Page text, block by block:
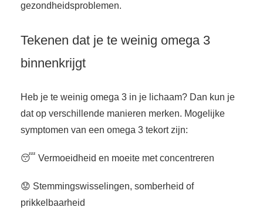
gezondheidsproblemen.
Tekenen dat je te weinig omega 3
binnenkrijgt
Heb je te weinig omega 3 in je lichaam? Dan kun je
dat op verschillende manieren merken. Mogelijke
symptomen van een omega 3 tekort zijn:
😴 Vermoeidheid en moeite met concentreren
😟 Stemmingswisselingen, somberheid of
prikkelbaarheid